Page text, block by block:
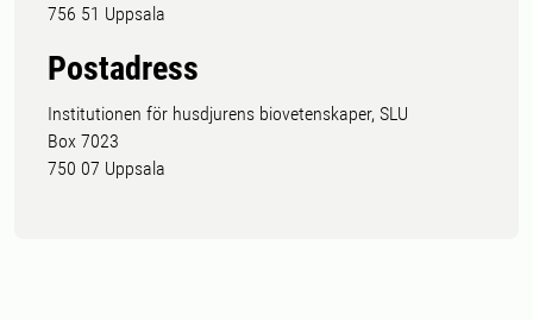
756 51 Uppsala
Postadress
Institutionen för husdjurens biovetenskaper, SLU
Box 7023
750 07 Uppsala